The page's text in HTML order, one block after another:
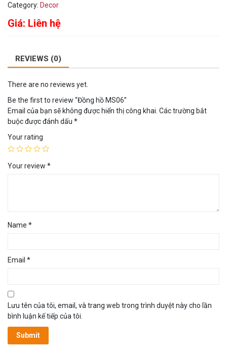
Category: Decor
Giá: Liên hệ
REVIEWS (0)
There are no reviews yet.
Be the first to review “Đồng hồ MS06”
Email của bạn sẽ không được hiển thị công khai. Các trường bắt
buộc được đánh dấu *
Your rating
Your review *
Name *
Email *
Lưu tên của tôi, email, và trang web trong trình duyệt này cho lần
bình luận kế tiếp của tôi.